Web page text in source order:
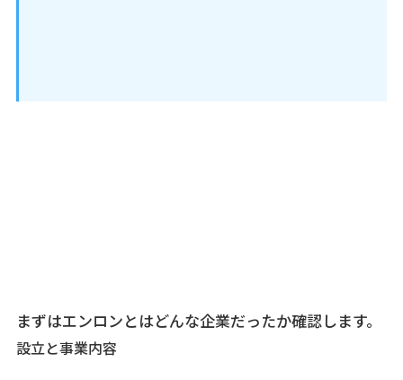
まずはエンロンとはどんな企業だったか確認します。
設立と事業内容